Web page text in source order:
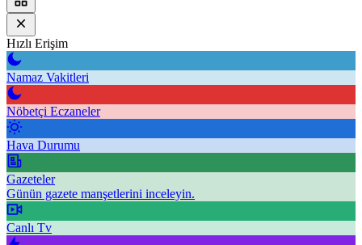
Hızlı Erişim
Namaz Vakitleri
Nöbetçi Eczaneler
Hava Durumu
Gazeteler
Günün gazete manşetlerini inceleyin.
Canlı Tv